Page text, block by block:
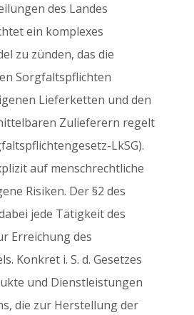
des Landes
ein komplexes
zu zünden, das die
Sorgfaltspflichten
Lieferketten und den
Zulieferern regelt
LkSG).
auf menschrechtliche
Risiken. Der §2 des
jede Tätigkeit des
Erreichung des
Konkret i. S. d. Gesetzes
und Dienstleistungen
die zur Herstellung der